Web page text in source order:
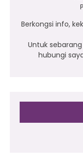
Berkongsi info,
Untuk
hubungi